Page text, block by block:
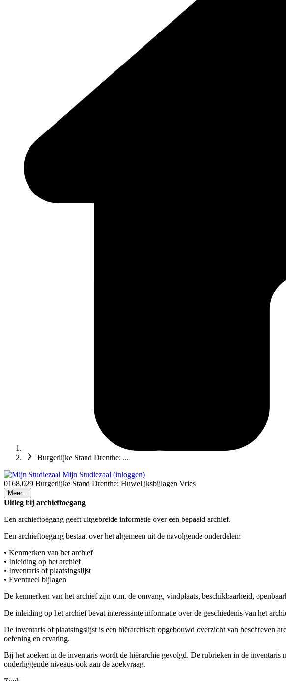
Burgerlijke Stand Drenthe: ...
Mijn Studiezaal (inloggen)
0168.029 Burgerlijke Stand Drenthe: Huwelijksbijlagen Vries
Meer...
Uitleg bij archieftoegang
Een archieftoegang geeft uitgebreide informatie over een bepaald archief.
Een archieftoegang bestaat over het algemeen uit de navolgende onderdelen:
• Kenmerken van het archief
• Inleiding op het archief
• Inventaris of plaatsingslijst
• Eventueel bijlagen
De kenmerken van het archief zijn o.m. de omvang, vindplaats, beschikbaarheid,
De inleiding op het archief bevat interessante informatie over de geschiedenis van het
De inventaris of plaatsingslijst is een hiërarchisch opgebouwd overzicht van beschreven
oefening en ervaring.
Bij het zoeken in de inventaris wordt de hiërarchie gevolgd. De rubrieken in de
onderliggende niveaus ook aan de zoekvraag.